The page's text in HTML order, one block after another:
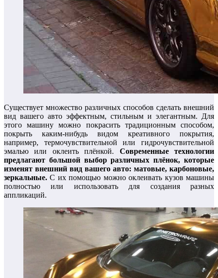
Существует множество различных способов сделать внешний
вид вашего авто эффектным, стильным и элегантным. Для
этого машину можно покрасить традиционным способом,
покрыть каким-нибудь видом креативного покрытия,
например, термочувствительной или гидрочувствительной
эмалью или оклеить плёнкой. Современные технологии
предлагают большой выбор различных плёнок, которые
изменят внешний вид вашего авто: матовые, карбоновые,
зеркальные. С их помощью можно оклеивать кузов машины
полностью или использовать для создания разных
аппликаций.